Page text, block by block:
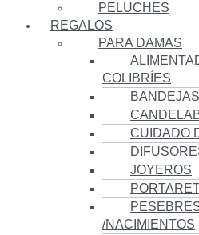
PELUCHES
REGALOS
PARA DAMAS
COLIBRÍES
BANDEJAS
CUIDADO
JOYEROS
/NACIMIENTOS